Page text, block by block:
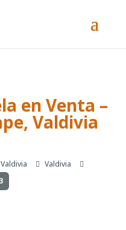
en Venta –
Valdivia
Valdivia
Valdivia